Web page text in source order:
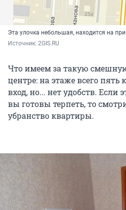
Эта улочка небольшая, находится на
Источник: 2GIS.RU
Что имеем за такую
центре: на этаже всего пять
вход, но... нет удобств. Если
вы готовы терпеть, то
убранство квартиры.